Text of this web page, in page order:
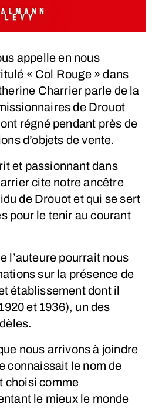
appelle en nous
« Col Rouge » dans
Charrier parle de la
de Drouot
régné pendant près de
d’objets de vente.
et passionnant dans
cite notre ancêtre
de Drouot et qui se sert
pour le tenir au courant
l’auteure pourrait nous
sur la présence de
établissement dont il
et 1936), un des
nous arrivons à joindre
connaissait le nom de
choisi comme
le mieux le monde